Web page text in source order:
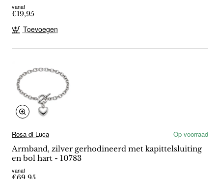
vanaf
€19,95
Toevoegen
Rosa di Luca
Op voorraad
Armband, zilver gerhodineerd met kapittelsluiting
en bol hart - 10783
vanaf